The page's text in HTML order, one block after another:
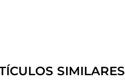
SIMILARES